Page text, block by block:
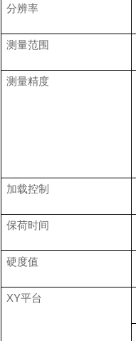
分辨率
测量范围
测量精度
加载控制
保荷时间
硬度值
XY平台